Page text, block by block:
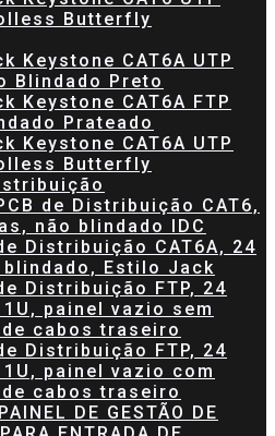
Butterfly
Keystone CAT6A UTP
Blindado Preto
Keystone CAT6A FTP
Prateado
Keystone CAT6A UTP
Butterfly
de Distribuição CAT6,
não blindado IDC
Distribuição CAT6A, 24
Estilo Jack
Distribuição FTP, 24
painel vazio sem
cabos traseiro
Distribuição FTP, 24
painel vazio com
cabos traseiro
DE GESTÃO DE